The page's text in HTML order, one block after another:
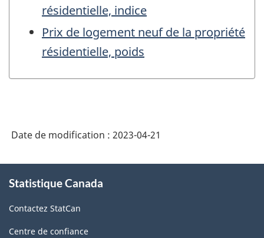
résidentielle, indice
Prix de logement neuf de la propriété
résidentielle, poids
Date de modification : 2023-04-21
propos
ce
site
Statistique Canada
Contactez StatCan
Centre de confiance